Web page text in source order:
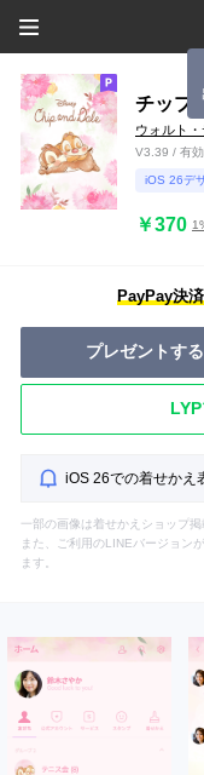
チップ
ウォルト
V3.39 / 有効
iOS 26デ
￥370
PayPay決
プレゼントする
iOS 26での着せかえ
一部の画像は着せかえショップ
また、ご利用のLINEバージョン
ます。